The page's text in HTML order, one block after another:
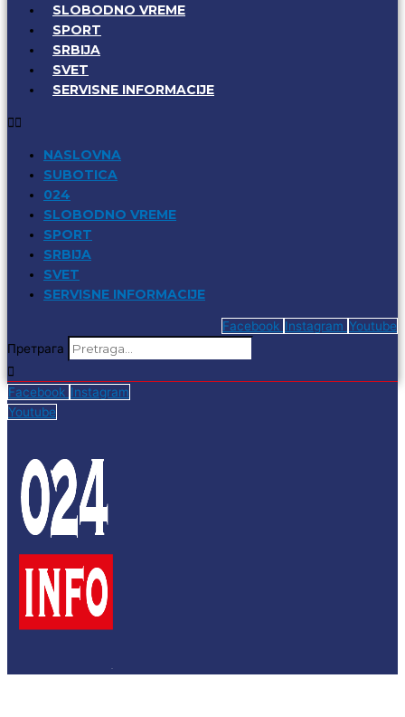
SLOBODNO VREME
SPORT
SRBIJA
SVET
SERVISNE INFORMACIJE
NASLOVNA
SUBOTICA
024
SLOBODNO VREME
SPORT
SRBIJA
SVET
SERVISNE INFORMACIJE
Facebook Instagram Youtube
Претрага
Facebook Instagram
Youtube